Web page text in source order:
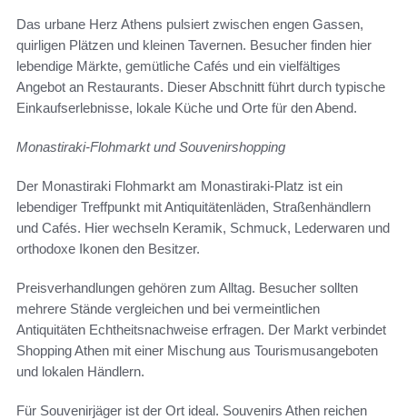
Das urbane Herz Athens pulsiert zwischen engen Gassen,
quirligen Plätzen und kleinen Tavernen. Besucher finden hier
lebendige Märkte, gemütliche Cafés und ein vielfältiges
Angebot an Restaurants. Dieser Abschnitt führt durch typische
Einkaufserlebnisse, lokale Küche und Orte für den Abend.
Monastiraki-Flohmarkt und Souvenirshopping
Der Monastiraki Flohmarkt am Monastiraki-Platz ist ein
lebendiger Treffpunkt mit Antiquitätenläden, Straßenhändlern
und Cafés. Hier wechseln Keramik, Schmuck, Lederwaren und
orthodoxe Ikonen den Besitzer.
Preisverhandlungen gehören zum Alltag. Besucher sollten
mehrere Stände vergleichen und bei vermeintlichen
Antiquitäten Echtheitsnachweise erfragen. Der Markt verbindet
Shopping Athen mit einer Mischung aus Tourismusangeboten
und lokalen Händlern.
Für Souvenirjäger ist der Ort ideal. Souvenirs Athen reichen